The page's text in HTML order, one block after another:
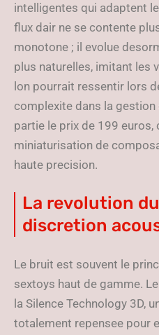
intelligentes qui adaptent
flux dair ne se contente
monotone ; il evolue
plus naturelles, imitant les
lon pourrait ressentir lors
complexite dans la
partie le prix de 199 euros,
miniaturisation de
haute precision.
La revolution
discretion
Le bruit est souvent le
sextoys haut de gamme.
la Silence Technology 3D,
totalement repensee pour